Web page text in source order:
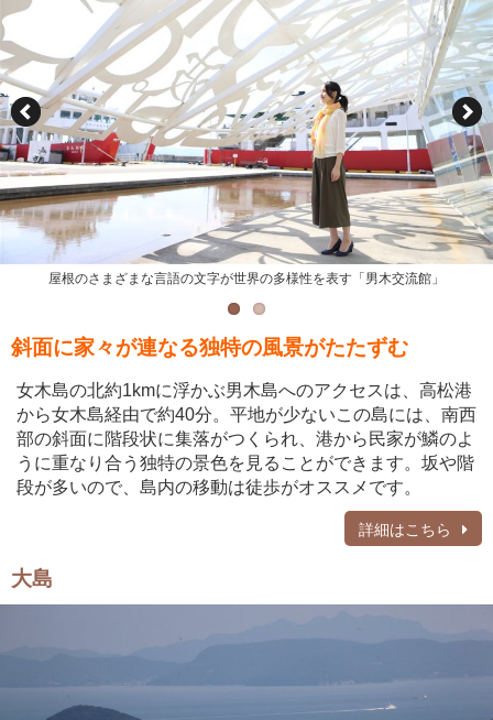
屋根のさまざまな言語の文字が世界の多様性を表す「男木交流館」
坂道と石垣が続く男木島の町並み
斜面に家々が連なる独特の風景がたたずむ
女木島の北約1kmに浮かぶ男木島へのアクセスは、高松港
から女木島経由で約40分。平地が少ないこの島には、南西
部の斜面に階段状に集落がつくられ、港から民家が鱗のよ
うに重なり合う独特の景色を見ることができます。坂や階
段が多いので、島内の移動は徒歩がオススメです。
詳細はこちら
大島